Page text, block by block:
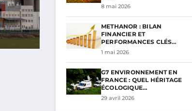
8 mai 2026
METHANOR : BILAN
FINANCIER ET
PERFORMANCES CLÉS
POUR…
1 mai 2026
G7 ENVIRONNEMENT EN
FRANCE : QUEL HÉRITAGE
ÉCOLOGIQUE…
29 avril 2026